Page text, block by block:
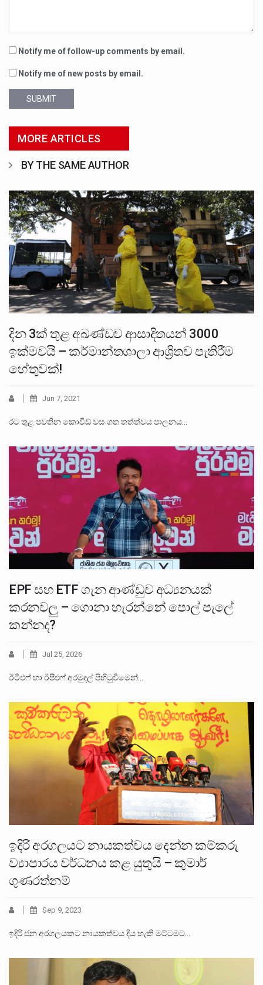
Notify me of follow-up comments by email.
Notify me of new posts by email.
SUBMIT
MORE ARTICLES
BY THE SAME AUTHOR
දින 3ක් තුළ අඛණ්ඩව ආසාදිතයන් 3000
ඉක්මවයි – කර්මාන්තශාලා ආශ්‍රිතව පැතිරීම
හේතුවක්!
Jun 7, 2021
රට තුළ පවතින කොවිඩ් වසංගත තත්ත්වය පාලනය…
EPF සහ ETF ගැන ආණ්ඩුව අධ්‍යනයක්
කරනවලු – ගොනා හැරන්නේ පොල් පැලේ
කන්නද?
Jul 25, 2026
ඊටීඑෆ් හා ඊපීඑෆ් අරමුදල් පිහිටුවීමෙන්…
ඉදිරි අරගලයට නායකත්වය දෙන්න කම්කරු
ව්‍යාපාරය වර්ධනය කළ යුතුයි – කුමාර්
ගුණරත්නම්
Sep 9, 2023
ඉදිරි ජන අරගලයකට නායකත්වය දිය හැකි මට්ටමට…